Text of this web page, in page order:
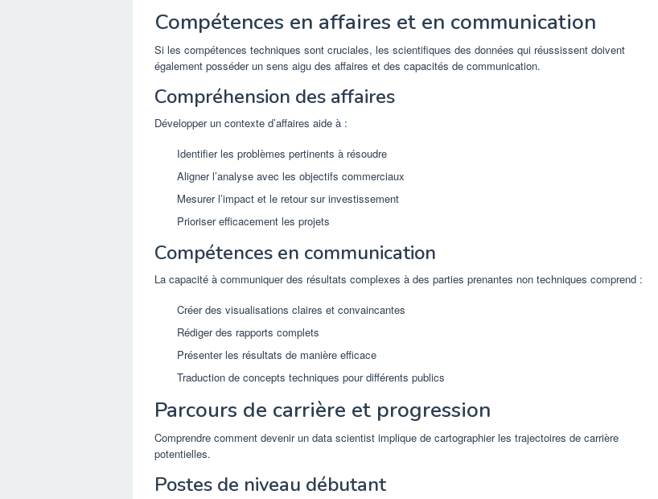
Compétences en affaires et en communication
Si les compétences techniques sont cruciales, les scientifiques des données qui réussissent doivent
également posséder un sens aigu des affaires et des capacités de communication.
Compréhension des affaires
Développer un contexte d’affaires aide à :
Identifier les problèmes pertinents à résoudre
Aligner l’analyse avec les objectifs commerciaux
Mesurer l’impact et le retour sur investissement
Prioriser efficacement les projets
Compétences en communication
La capacité à communiquer des résultats complexes à des parties prenantes non techniques comprend :
Créer des visualisations claires et convaincantes
Rédiger des rapports complets
Présenter les résultats de manière efficace
Traduction de concepts techniques pour différents publics
Parcours de carrière et progression
Comprendre comment devenir un data scientist implique de cartographier les trajectoires de carrière
potentielles.
Postes de niveau débutant